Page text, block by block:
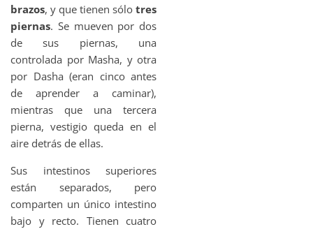
brazos, y que tienen sólo tres
piernas. Se mueven por dos
de sus piernas, una
controlada por Masha, y otra
por Dasha (eran cinco antes
de aprender a caminar),
mientras que una tercera
pierna, vestigio queda en el
aire detrás de ellas.
Sus intestinos superiores
están separados, pero
comparten un único intestino
bajo y recto. Tienen cuatro